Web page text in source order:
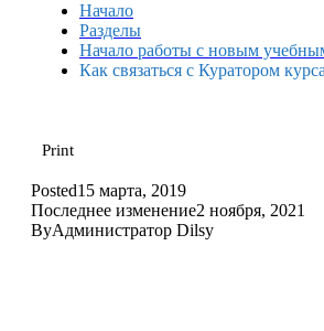
Начало
Разделы
Начало работы с новым
Как связаться с Куратором
Print
Posted15 марта, 2019
Последнее изменение2 ноября, 2021
ByАдминистратор Dilsy